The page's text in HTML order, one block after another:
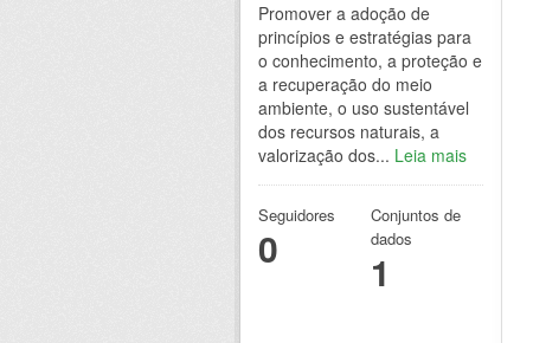
Promover a adoção de
princípios e estratégias para
o conhecimento, a proteção e
a recuperação do meio
ambiente, o uso sustentável
dos recursos naturais, a
valorização dos... Leia mais
Seguidores
0
Conjuntos de
dados
1